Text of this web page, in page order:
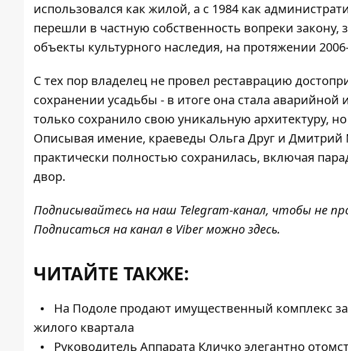
использовался как жилой, а с 1984 как
перешли в частную собственность вопреки
объекты культурного наследия, на протяжении
С тех пор владелец не провел реставрацию
сохранении усадьбы - в итоге она стала аварийной
только сохранило свою уникальную архитектуру,
Описывая имение, краеведы Ольга Друг и Дмитрий
практически полностью сохранилась, включая
двор.
Подписывайтесь на наш Telegram-канал, чтобы не
Подписаться на канал в Viber можноздесь.
ЧИТАЙТЕ ТАКЖЕ:
На Подоле продают имущественный комплекс
жилого квартала
Руководитель Аппарата Кличко элегантно